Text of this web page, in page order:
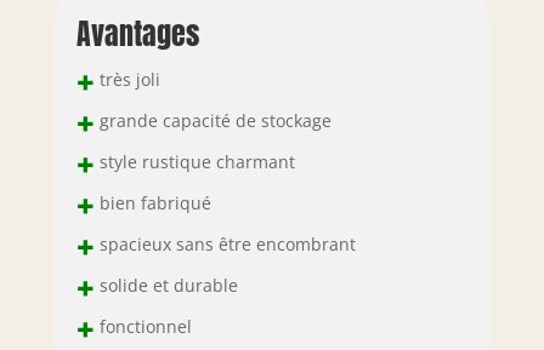
désireuse de gérer
articles de toilette,
articles de
Avantages
+ très joli
+ grande capacité de stockage
+ style rustique charmant
+ bien fabriqué
+ spacieux sans être encombrant
+ solide et durable
+ fonctionnel